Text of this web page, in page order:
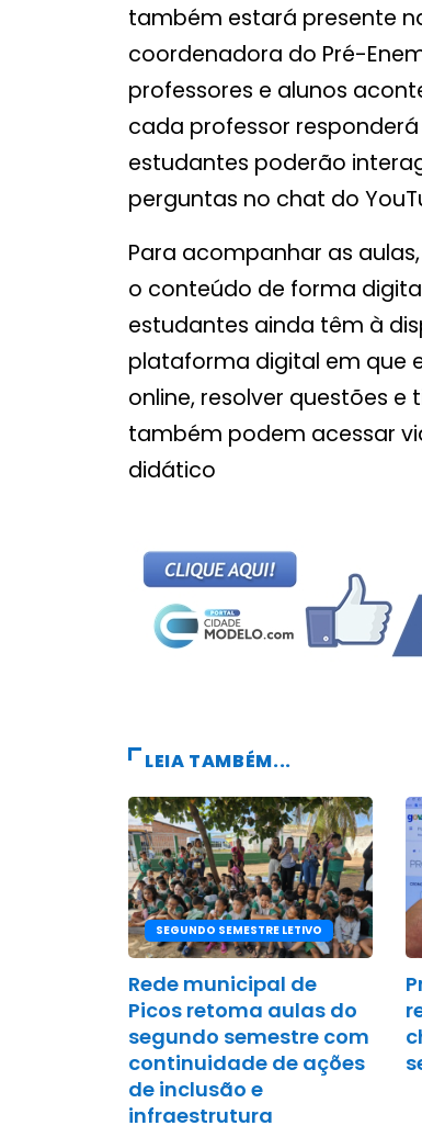
também estará presente
coordenadora do Pré-
professores e alunos
cada professor
estudantes poderão
perguntas no chat do
Para acompanhar as
o conteúdo de forma
estudantes ainda têm à
plataforma digital em que
online, resolver questões e
também podem acessar
didático
LEIA TAMBÉM...
SEGUNDO SEMESTRE LETIVO
Rede municipal de
Picos retoma aulas do
segundo semestre com
continuidade de ações
de inclusão e
infraestrutura